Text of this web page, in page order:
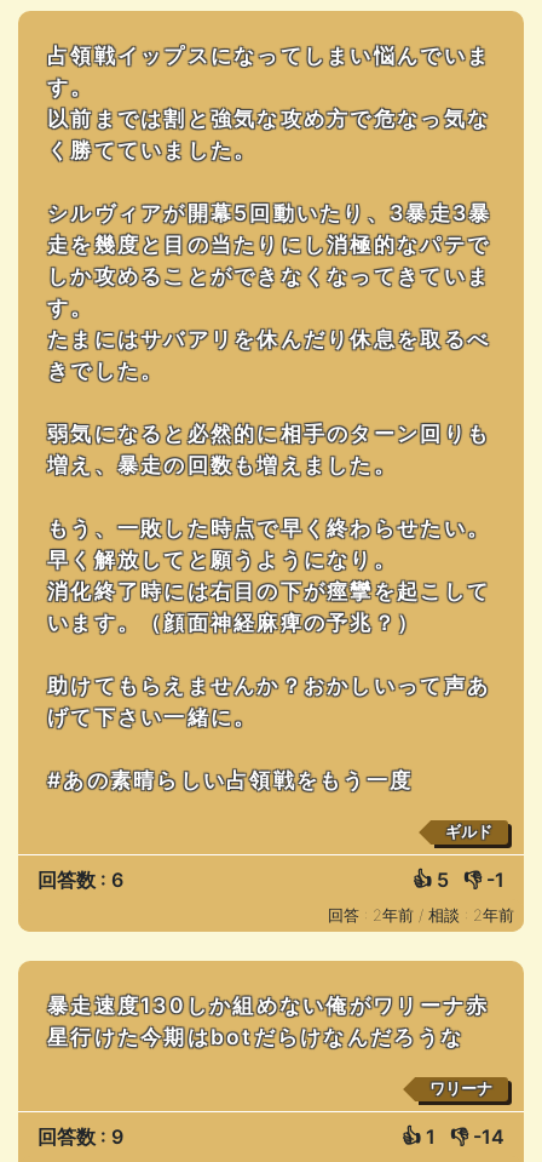
占領戦イップスになってしまい悩んでいま
す。
以前までは割と強気な攻め方で危なっ気な
く勝てていました。
シルヴィアが開幕5回動いたり、3暴走3暴
走を幾度と目の当たりにし消極的なパテで
しか攻めることができなくなってきていま
す。
たまにはサバアリを休んだり休息を取るべ
きでした。
弱気になると必然的に相手のターン回りも
増え、暴走の回数も増えました。
もう、一敗した時点で早く終わらせたい。
早く解放してと願うようになり。
消化終了時には右目の下が痙攣を起こして
います。（顔面神経麻痺の予兆？）
助けてもらえませんか？おかしいって声あ
げて下さい一緒に。
#あの素晴らしい占領戦をもう一度
ギルド
回答数 : 6 👍 5 👎 -1
回答 : 2年前 / 相談 : 2年前
暴走速度130しか組めない俺がワリーナ赤
星行けた今期はbotだらけなんだろうな
ワリーナ
回答数 : 9 👍 1 👎 -14